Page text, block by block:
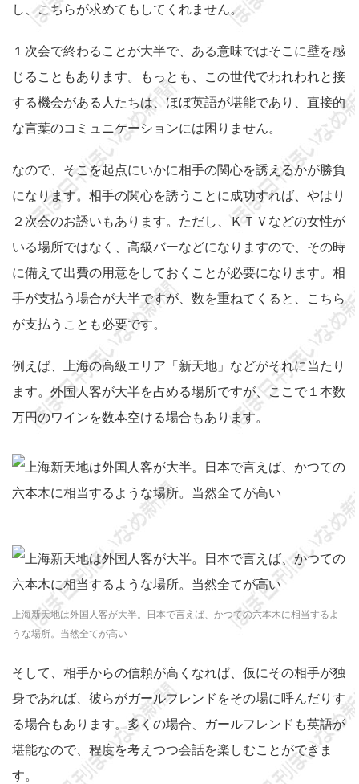
し、こちらが求めてもしてくれません。
１次会で終わることが大半で、ある意味ではそこに壁を感
じることもあります。もっとも、この世代でわれわれと接
する機会がある人たちは、ほぼ英語が堪能であり、直接的
な言葉のコミュニケーションには困りません。
なので、そこを起点にいかに相手の関心を誘えるかが勝負
になります。相手の関心を誘うことに成功すれば、やはり
２次会のお誘いもあります。ただし、ＫＴＶなどの女性が
いる場所ではなく、高級バーなどになりますので、その時
に備えて出費の用意をしておくことが必要になります。相
手が支払う場合が大半ですが、数を重ねてくると、こちら
が支払うことも必要です。
例えば、上海の高級エリア「新天地」などがそれに当たり
ます。外国人客が大半を占める場所ですが、ここで１本数
万円のワインを数本空ける場合もあります。
上海新天地は外国人客が大半。日本で言えば、かつての六本木に相当するよ
うな場所。当然全てが高い
そして、相手からの信頼が高くなれば、仮にその相手が独
身であれば、彼らがガールフレンドをその場に呼んだりす
る場合もあります。多くの場合、ガールフレンドも英語が
堪能なので、程度を考えつつ会話を楽しむことができま
す。